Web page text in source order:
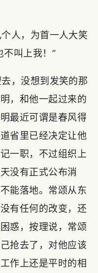
人，为首一人大笑
不叫上我！”
，没想到发笑的那
，和他一起过来的
最近可谓是春风得
省里已经决定让他
一职，不过组织上
没有正式公布消
能落地。常颂从东
有任何的改变，还
惑，按理说，常颂
抢去了，对他应该
作上还是平时的相